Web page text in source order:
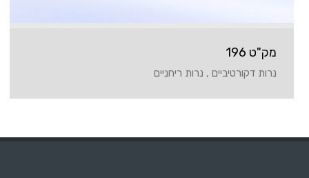
מק"ט 196
נרות דקורטיביים , נרות ריחניים